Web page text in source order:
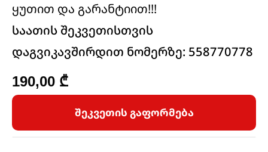
ყუთით და გარანტიით!!!
საათის შეკვეთისთვის
დაგვიკავშირდით ნომერზე: 558770778
190,00 ₾
შეკვეთის გაფორმება